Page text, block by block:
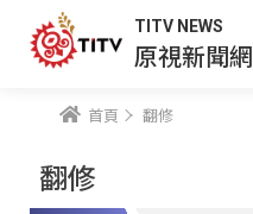
TITV NEWS
原視新聞網
首頁 翻修
翻修